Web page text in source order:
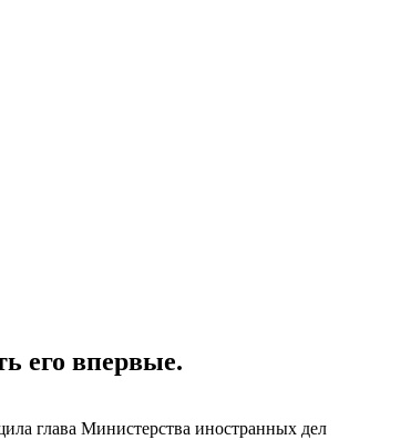
его впервые.
глава Министерства иностранных дел